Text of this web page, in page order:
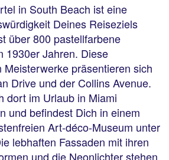
in South Beach ist eine
Deines Reiseziels
über 800 pastellfarbene
1930er Jahren. Diese
Meisterwerke präsentieren sich
Drive und der Collins Avenue.
dort im Urlaub in Miami
und befindest Dich in einem
Art-déco-Museum unter
lebhaften Fassaden mit ihren
und die Neonlichter stehen